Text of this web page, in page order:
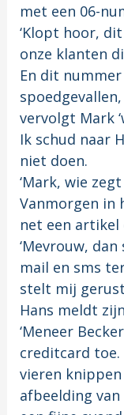
met een 06-
‘Klopt hoor,
onze klanten
En dit
vervolgt Mark
Ik schud naar
niet doen.
‘Mark, wie
Vanmorgen in
net een artikel
‘Mevrouw,
mail en sms
stelt mij
Hans meldt
‘Meneer
creditcard
vieren
afbeelding